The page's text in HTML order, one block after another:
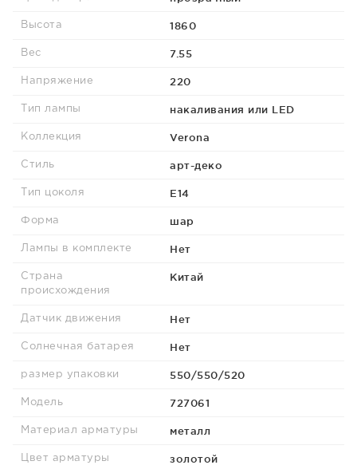
Высота 1860
Вес 7.55
Напряжение 220
Тип лампы накаливания или LED
Коллекция Verona
Стиль арт-деко
Тип цоколя E14
Форма шар
Лампы в комплекте Нет
Страна
происхождения
Китай
Датчик движения Нет
Солнечная батарея Нет
размер упаковки 550/550/520
Модель 727061
Материал арматуры металл
Цвет арматуры золотой